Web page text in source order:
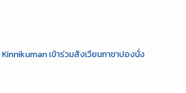
เข้าร่วมสังเวียนกาชาปองนั่ง